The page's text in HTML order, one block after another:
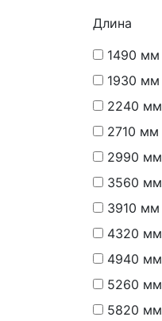
Длина
1490 мм
1930 мм
2240 мм
2710 мм
2990 мм
3560 мм
3910 мм
4320 мм
4940 мм
5260 мм
5820 мм